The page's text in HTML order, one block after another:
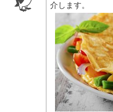
介します。